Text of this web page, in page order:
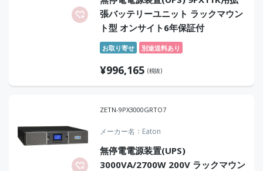
張バッテリーユニット ラックマウン
ト型 オンサイト6年保証付
お取り寄せ 別途送料あり
¥996,165 (税抜)
ZETN-9PX3000GRTO7
メーカー名 Eaton
無停電電源装置(UPS)
3000VA/2700W 200V ラックマウン